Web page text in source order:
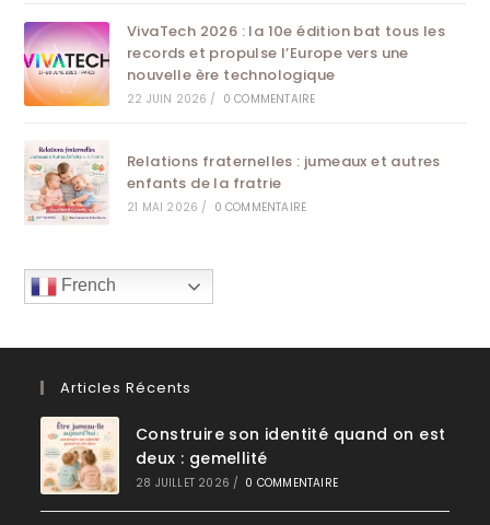
VivaTech 2026 : la 10e édition bat tous les
records et propulse l’Europe vers une
nouvelle ère technologique
22 JUIN 2026 / 0 COMMENTAIRE
Relations fraternelles : jumeaux et autres
enfants de la fratrie
21 MAI 2026 / 0 COMMENTAIRE
French
Articles Récents
Construire son identité quand on est
deux : gemellité
28 JUILLET 2026 / 0 COMMENTAIRE